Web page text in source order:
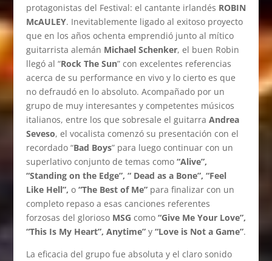
protagonistas del Festival: el cantante irlandés ROBIN
McAULEY. Inevitablemente ligado al exitoso proyecto
que en los años ochenta emprendió junto al mítico
guitarrista alemán Michael Schenker, el buen Robin
llegó al “Rock The Sun” con excelentes referencias
acerca de su performance en vivo y lo cierto es que
no defraudó en lo absoluto. Acompañado por un
grupo de muy interesantes y competentes músicos
italianos, entre los que sobresale el guitarra Andrea
Seveso, el vocalista comenzó su presentación con el
recordado “Bad Boys” para luego continuar con un
superlativo conjunto de temas como “Alive”,
“Standing on the Edge”, “ Dead as a Bone”, “Feel
Like Hell”, o “The Best of Me”para finalizar con un
completo repaso a esas canciones referentes
forzosas del glorioso MSG como “Give Me Your Love”,
“This Is My Heart”, Anytime”y “Love is Not a Game”.
La eficacia del grupo fue absoluta y el claro sonido